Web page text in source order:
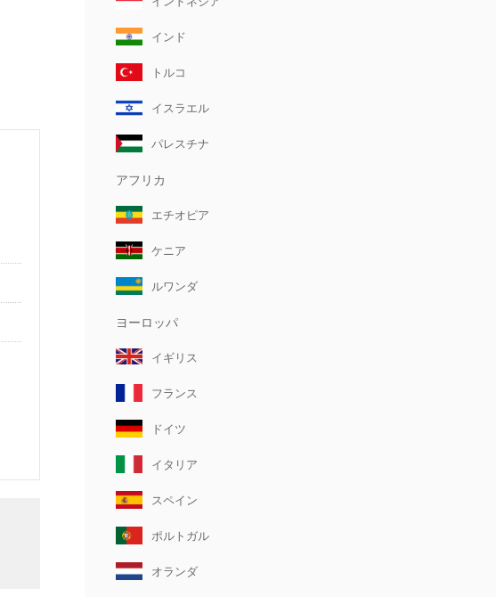
インド
トルコ
イスラエル
パレスチナ
アフリカ
エチオピア
ケニア
ルワンダ
ヨーロッパ
イギリス
フランス
ドイツ
イタリア
スペイン
ポルトガル
オランダ